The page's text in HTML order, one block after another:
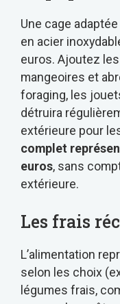
Une cage
en acier
euros. Ajoutez
mangeoires et
foraging, les
détruira
extérieure pour
complet
euros, sans
extérieure.
Les frais
L’alimentation
selon les choix
légumes frais,